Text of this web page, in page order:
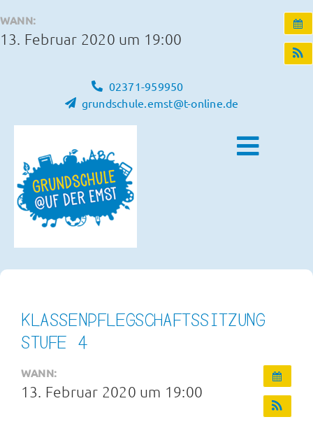
Inhalt
springen
WANN:
13. Februar 2020 um 19:00
02371-959950
grundschule.emst@t-online.de
Toggle
Infos und Termine
KLASSENPFLEGSCHAFTSSITZUNG
STUFE 4
WANN:
13. Februar 2020 um 19:00